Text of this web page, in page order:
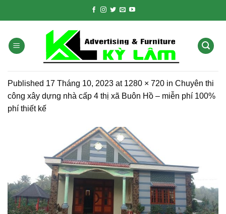
Published 17 Tháng 10, 2023 at 1280 × 720 in Chuyên thi
công xây dựng nhà cấp 4 thị xã Buôn Hồ – miễn phí 100%
phí thiết kế